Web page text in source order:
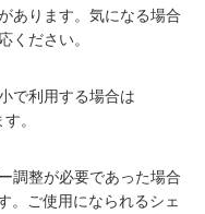
あります。気になる場合
ください。
で利用する場合は
。
調整が必要であった場合
。ご使用になられるシェ